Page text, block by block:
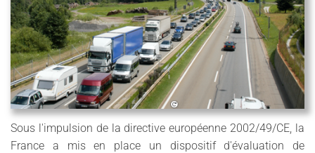
Sous l'impulsion de la directive européenne 2002/49/CE, la
France a mis en place un dispositif d'évaluation de